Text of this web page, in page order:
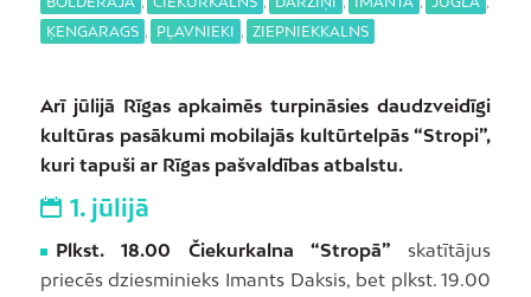
ĶENGARAGS , PĻAVNIEKI , ZIEPNIEKKALNS
Arī jūlijā Rīgas apkaimēs turpināsies daudzveidīgi
kultūras pasākumi mobilajās kultūrtelpās “Stropi”,
kuri tapuši ar Rīgas pašvaldības atbalstu.
1. jūlijā
Plkst. 18.00 Čiekurkalna “Stropā” skatītājus
priecēs dziesminieks Imants Daksis, bet plkst. 19.00